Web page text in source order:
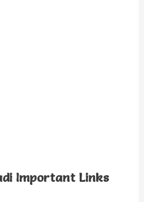
Important Links